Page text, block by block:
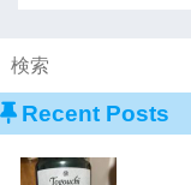
Recent Posts